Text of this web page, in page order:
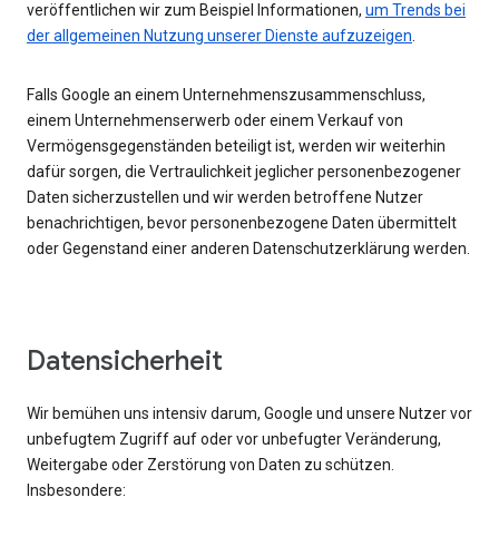
veröffentlichen wir zum Beispiel Informationen, um Trends bei
der allgemeinen Nutzung unserer Dienste aufzuzeigen.
Falls Google an einem Unternehmenszusammenschluss,
einem Unternehmenserwerb oder einem Verkauf von
Vermögensgegenständen beteiligt ist, werden wir weiterhin
dafür sorgen, die Vertraulichkeit jeglicher personenbezogener
Daten sicherzustellen und wir werden betroffene Nutzer
benachrichtigen, bevor personenbezogene Daten übermittelt
oder Gegenstand einer anderen Datenschutzerklärung werden.
Datensicherheit
Wir bemühen uns intensiv darum, Google und unsere Nutzer vor
unbefugtem Zugriff auf oder vor unbefugter Veränderung,
Weitergabe oder Zerstörung von Daten zu schützen.
Insbesondere: